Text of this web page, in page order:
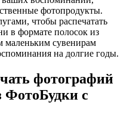
фотопродукты.
чтобы распечатать
в формате полосок из
маленьким сувенирам
на долгие годы.
фотографий
ФотоБудки с